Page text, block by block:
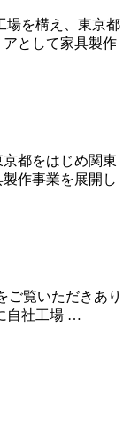
場を構え、東京都
として家具製作
都をはじめ関東
作事業を展開し
ご覧いただきあり
自社工場 …